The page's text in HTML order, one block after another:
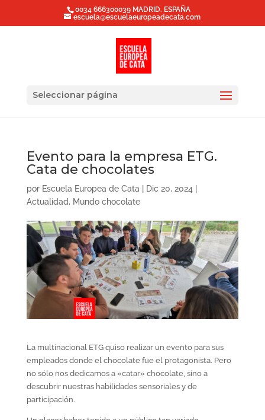
0034 666300039 MADRID. ESPAÑA
escuela@escuelaeuropeadecata.com
Seleccionar página
Evento para la empresa ETG.
Cata de chocolates
por Escuela Europea de Cata Dic 20, 2024
Actualidad, Mundo chocolate
La multinacional ETG quiso realizar un evento para sus
empleados donde el chocolate fue el protagonista. Pero
no sólo nos dedicamos a «catar» chocolate, sino a
descubrir nuestras habilidades sensoriales y de
participación.